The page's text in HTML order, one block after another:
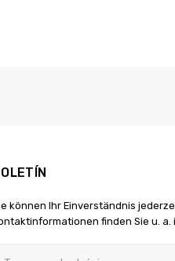
können Ihr Einverständnis
finden Sie u.